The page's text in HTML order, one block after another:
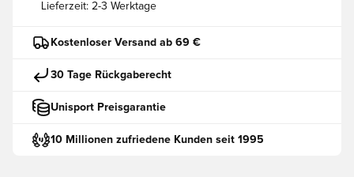
Lieferzeit: 2-3 Werktage
Kostenloser Versand ab 69 €
30 Tage Rückgaberecht
Unisport Preisgarantie
10 Millionen zufriedene Kunden seit 1995